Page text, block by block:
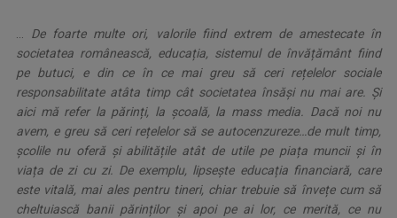
... De foarte multe ori, valorile fiind extrem de amestecate în
societatea românească, educația, sistemul de învățământ fiind
pe butuci, e din ce în ce mai greu să ceri rețelelor sociale
responsabilitate atâta timp cât societatea însăși nu mai are. Și
aici mă refer la părinți, la școală, la mass media. Dacă noi nu
avem, e greu să ceri rețelelor să se autocenzureze…de mult timp,
școlile nu oferă și abilitățile atât de utile pe piața muncii și în
viața de zi cu zi. De exemplu, lipsește educația financiară, care
este vitală, mai ales pentru tineri, chiar trebuie să învețe cum să
cheltuiască banii părinților și apoi pe ai lor, ce merită, ce nu